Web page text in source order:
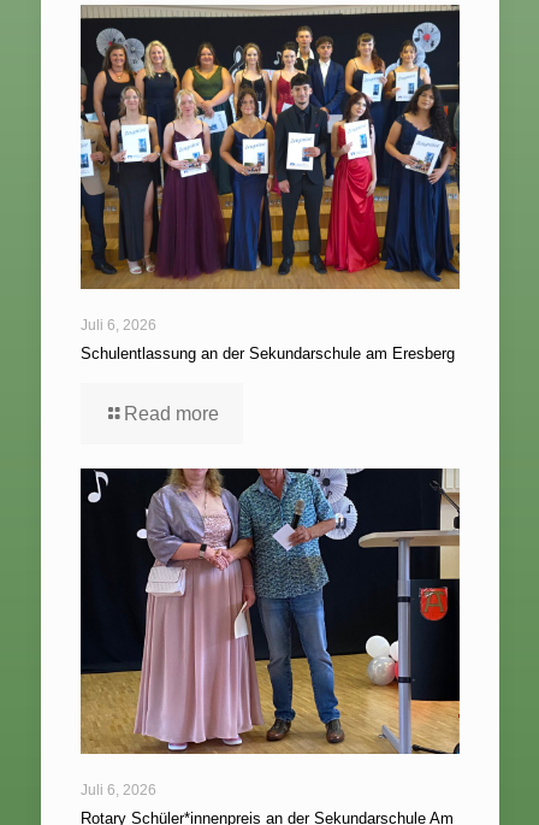
Juli 6, 2026
Schulentlassung an der Sekundarschule am Eresberg
Read more
Juli 6, 2026
Rotary Schüler*innenpreis an der Sekundarschule Am